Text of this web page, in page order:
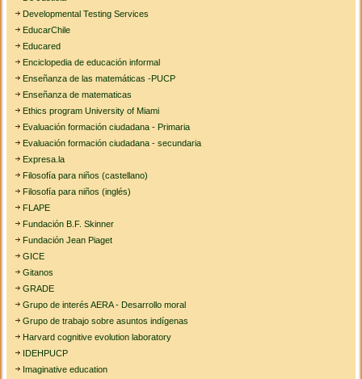
Developmental Testing Services
EducarChile
Educared
Enciclopedia de educación informal
Enseñanza de las matemáticas -PUCP
Enseñanza de matematicas
Ethics program University of Miami
Evaluación formación ciudadana - Primaria
Evaluación formación ciudadana - secundaria
Expresa.la
Filosofía para niños (castellano)
Filosofía para niños (inglés)
FLAPE
Fundación B.F. Skinner
Fundación Jean Piaget
GICE
Gitanos
GRADE
Grupo de interés AERA - Desarrollo moral
Grupo de trabajo sobre asuntos indígenas
Harvard cognitive evolution laboratory
IDEHPUCP
Imaginative education